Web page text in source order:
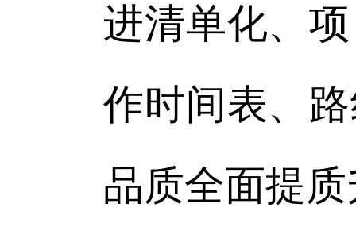
进清单化、
作时间表、
品质全面提